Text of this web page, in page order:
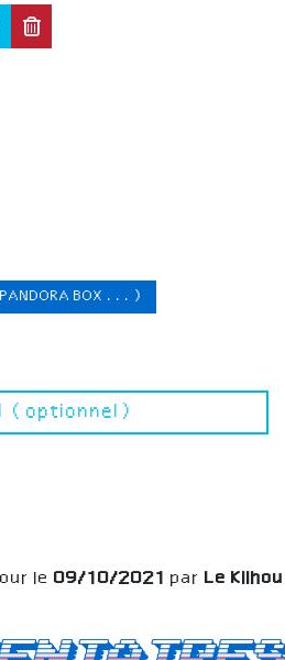
BOX ...)
le 09/10/2021 par Le Kilhou